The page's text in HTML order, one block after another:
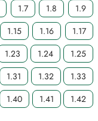
1.7 1.8
1.9
1.15 1.16
1.17
1.23 1.24
1.25
1.31 1.32
1.33
1.40 1.41
1.42